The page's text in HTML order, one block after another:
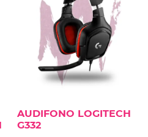
AUDIFONO LOGITECH
G332